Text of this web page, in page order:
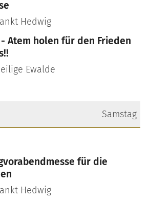
Hedwig
Atem holen für den Frieden
Ewalde
Samstag
22. August 2026
für die
Hedwig